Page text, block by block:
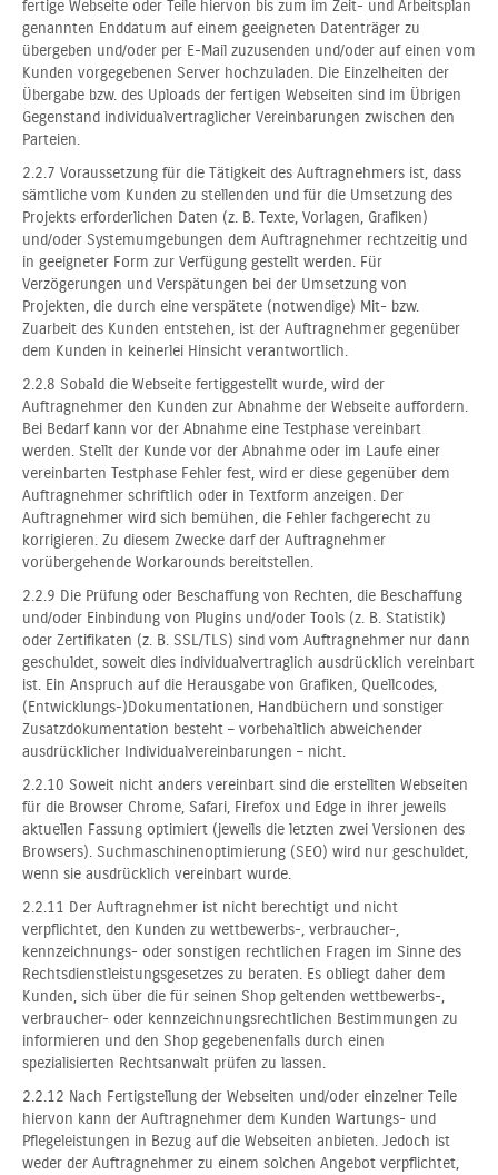
fertige Webseite oder Teile hiervon bis zum im Zeit- und Arbeitsplan
genannten Enddatum auf einem geeigneten Datenträger zu
übergeben und/oder per E-Mail zuzusenden und/oder auf einen vom
Kunden vorgegebenen Server hochzuladen. Die Einzelheiten der
Übergabe bzw. des Uploads der fertigen Webseiten sind im Übrigen
Gegenstand individualvertraglicher Vereinbarungen zwischen den
Parteien.
2.2.7 Voraussetzung für die Tätigkeit des Auftragnehmers ist, dass
sämtliche vom Kunden zu stellenden und für die Umsetzung des
Projekts erforderlichen Daten (z. B. Texte, Vorlagen, Grafiken)
und/oder Systemumgebungen dem Auftragnehmer rechtzeitig und
in geeigneter Form zur Verfügung gestellt werden. Für
Verzögerungen und Verspätungen bei der Umsetzung von
Projekten, die durch eine verspätete (notwendige) Mit- bzw.
Zuarbeit des Kunden entstehen, ist der Auftragnehmer gegenüber
dem Kunden in keinerlei Hinsicht verantwortlich.
2.2.8 Sobald die Webseite fertiggestellt wurde, wird der
Auftragnehmer den Kunden zur Abnahme der Webseite auffordern.
Bei Bedarf kann vor der Abnahme eine Testphase vereinbart
werden. Stellt der Kunde vor der Abnahme oder im Laufe einer
vereinbarten Testphase Fehler fest, wird er diese gegenüber dem
Auftragnehmer schriftlich oder in Textform anzeigen. Der
Auftragnehmer wird sich bemühen, die Fehler fachgerecht zu
korrigieren. Zu diesem Zwecke darf der Auftragnehmer
vorübergehende Workarounds bereitstellen.
2.2.9 Die Prüfung oder Beschaffung von Rechten, die Beschaffung
und/oder Einbindung von Plugins und/oder Tools (z. B. Statistik)
oder Zertifikaten (z. B. SSL/TLS) sind vom Auftragnehmer nur dann
geschuldet, soweit dies individualvertraglich ausdrücklich vereinbart
ist. Ein Anspruch auf die Herausgabe von Grafiken, Quellcodes,
(Entwicklungs-)Dokumentationen, Handbüchern und sonstiger
Zusatzdokumentation besteht – vorbehaltlich abweichender
ausdrücklicher Individualvereinbarungen – nicht.
2.2.10 Soweit nicht anders vereinbart sind die erstellten Webseiten
für die Browser Chrome, Safari, Firefox und Edge in ihrer jeweils
aktuellen Fassung optimiert (jeweils die letzten zwei Versionen des
Browsers). Suchmaschinenoptimierung (SEO) wird nur geschuldet,
wenn sie ausdrücklich vereinbart wurde.
2.2.11 Der Auftragnehmer ist nicht berechtigt und nicht
verpflichtet, den Kunden zu wettbewerbs-, verbraucher-,
kennzeichnungs- oder sonstigen rechtlichen Fragen im Sinne des
Rechtsdienstleistungsgesetzes zu beraten. Es obliegt daher dem
Kunden, sich über die für seinen Shop geltenden wettbewerbs-,
verbraucher- oder kennzeichnungsrechtlichen Bestimmungen zu
informieren und den Shop gegebenenfalls durch einen
spezialisierten Rechtsanwalt prüfen zu lassen.
2.2.12 Nach Fertigstellung der Webseiten und/oder einzelner Teile
hiervon kann der Auftragnehmer dem Kunden Wartungs- und
Pflegeleistungen in Bezug auf die Webseiten anbieten. Jedoch ist
weder der Auftragnehmer zu einem solchen Angebot verpflichtet,